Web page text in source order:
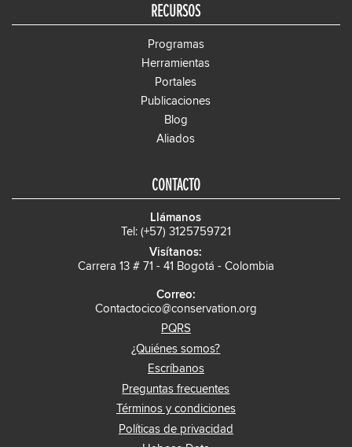
RECURSOS
Programas
Herramientas
Portales
Publicaciones
Blog
Aliados
CONTACTO
Llámanos
Tel: (+57) 3125759721
Visítanos:
Carrera 13 # 71 - 41 Bogotá - Colombia
Correo:
Contactocico@conservation.org
PQRS
¿Quiénes somos?
Escríbanos
Preguntas frecuentes
Términos y condiciones
Políticas de privacidad